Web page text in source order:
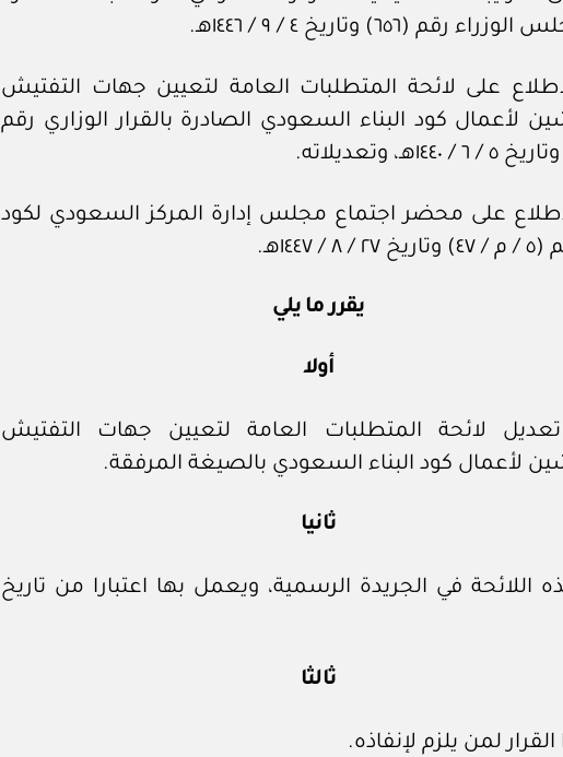
رقم (٦٥٦) وتاريخ ٤ / ‏٩‏ / ١٤٤٦هـ.
على لائحة المتطلبات العامة لتعيين جهات التفتيش
لأعمال كود البناء السعودي الصادرة بالقرار الوزاري رقم
على محضر اجتماع مجلس إدارة المركز السعودي لكود
/ ١٤٤٧هـ.
يقرر ما يلي
أولا
تعديل لائحة المتطلبات العامة لتعيين جهات التفتيش
لأعمال كود البناء السعودي بالصيغة المرفقة.
ثانيا
اللائحة في الجريدة الرسمية، ويعمل بها اعتبارا من تاريخ
ثالثا
لمن يلزم لإنفاذه.